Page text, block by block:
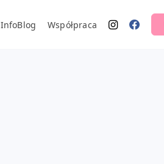
InfoBlog Współpraca